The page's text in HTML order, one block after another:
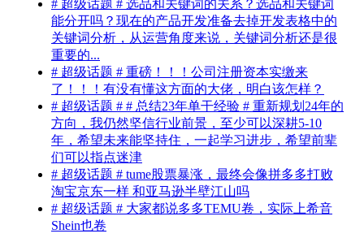
# 超级话题 # 选品和关键词的关系？选品和关键词
能分开吗？现在的产品开发准备去掉开发表格中的
关键词分析，从运营角度来说，关键词分析还是很
重要的...
# 超级话题 # 重磅！！！公司注册资本实缴来
了！！！有没有懂这方面的大佬，明白该怎样？
# 超级话题 # # 总结23年单干经验 # 重新规划24年的
方向，我仍然坚信行业前景，至少可以深耕5-10
年，希望未来能坚持住，一起学习进步，希望前辈
们可以指点迷津
# 超级话题 # tume股票暴涨，最终会像拼多多打败
淘宝京东一样 和亚马逊半壁江山吗
# 超级话题 # 大家都说多多TEMU卷，实际上希音
Shein也卷